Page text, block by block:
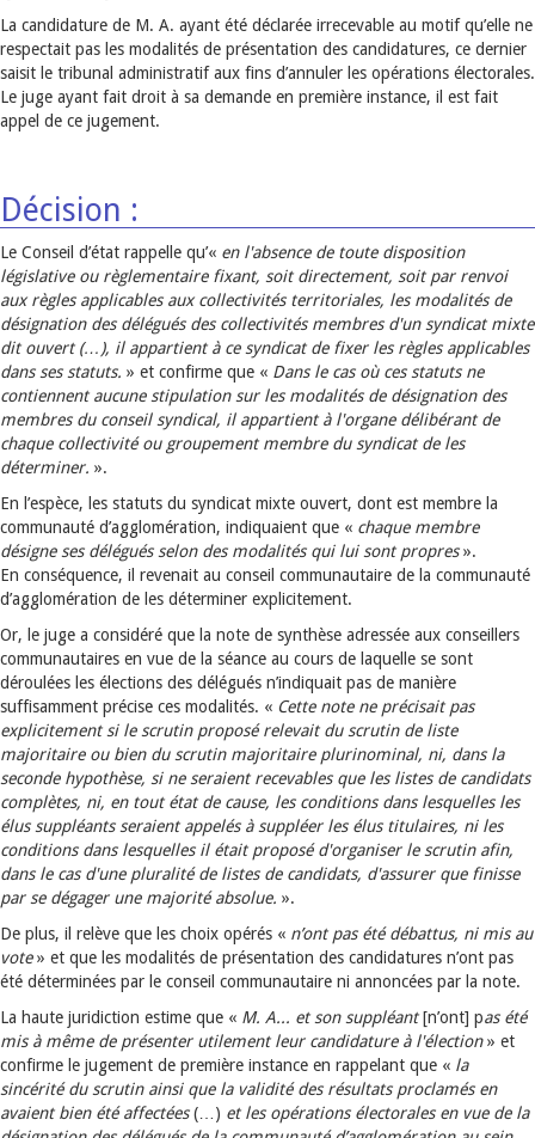
La candidature de M. A. ayant été déclarée irrecevable au motif qu’elle ne
respectait pas les modalités de présentation des candidatures, ce dernier
saisit le tribunal administratif aux fins d’annuler les opérations électorales.
Le juge ayant fait droit à sa demande en première instance, il est fait
appel de ce jugement.
Décision :
Le Conseil d’état rappelle qu’« en l'absence de toute disposition
législative ou règlementaire fixant, soit directement, soit par renvoi
aux règles applicables aux collectivités territoriales, les modalités de
désignation des délégués des collectivités membres d'un syndicat mixte
dit ouvert (…), il appartient à ce syndicat de fixer les règles applicables
dans ses statuts. » et confirme que « Dans le cas où ces statuts ne
contiennent aucune stipulation sur les modalités de désignation des
membres du conseil syndical, il appartient à l'organe délibérant de
chaque collectivité ou groupement membre du syndicat de les
déterminer. ».
En l’espèce, les statuts du syndicat mixte ouvert, dont est membre la
communauté d’agglomération, indiquaient que « chaque membre
désigne ses délégués selon des modalités qui lui sont propres».
En conséquence, il revenait au conseil communautaire de la communauté
d’agglomération de les déterminer explicitement.
Or, le juge a considéré que la note de synthèse adressée aux conseillers
communautaires en vue de la séance au cours de laquelle se sont
déroulées les élections des délégués n’indiquait pas de manière
suffisamment précise ces modalités. « Cette note ne précisait pas
explicitement si le scrutin proposé relevait du scrutin de liste
majoritaire ou bien du scrutin majoritaire plurinominal, ni, dans la
seconde hypothèse, si ne seraient recevables que les listes de candidats
complètes, ni, en tout état de cause, les conditions dans lesquelles les
élus suppléants seraient appelés à suppléer les élus titulaires, ni les
conditions dans lesquelles il était proposé d'organiser le scrutin afin,
dans le cas d'une pluralité de listes de candidats, d'assurer que finisse
par se dégager une majorité absolue. ».
De plus, il relève que les choix opérés « n’ont pas été débattus, ni mis au
vote» et que les modalités de présentation des candidatures n’ont pas
été déterminées par le conseil communautaire ni annoncées par la note.
La haute juridiction estime que « M. A... et son suppléant[n’ont] pas été
mis à même de présenter utilement leur candidature à l'élection» et
confirme le jugement de première instance en rappelant que « la
sincérité du scrutin ainsi que la validité des résultats proclamés en
avaient bien été affectées(…) et les opérations électorales en vue de la